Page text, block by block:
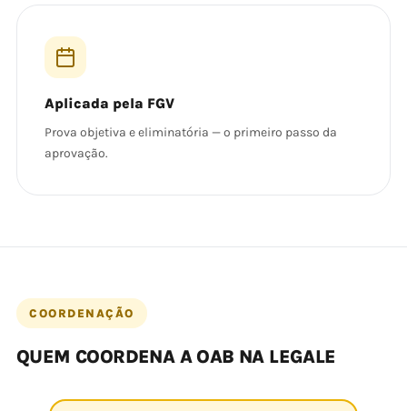
Aplicada pela FGV
Prova objetiva e eliminatória — o primeiro passo da
aprovação.
COORDENAÇÃO
QUEM COORDENA A OAB NA LEGALE